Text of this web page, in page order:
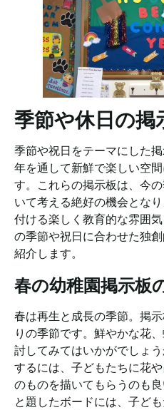
季節や休日の掲
季節や祝日をテーマにした
年を通して新鮮で楽しい空
す。これらの掲示板は、今
いて考える絶好の機会とな
付ける楽しく教育的な雰囲
の季節や祝日に合わせた独
紹介します。
春の幼稚園掲示板
春は再生と成長の季節。掲
りの季節です。鮮やかな花
討してみてはいかがでしょ
するには、子どもたちに花
のものを描いてもらうのも
と題したボードには、子ど